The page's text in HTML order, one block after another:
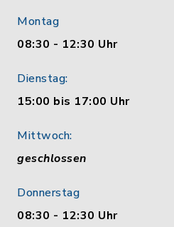
Montag
08:30 - 12:30 Uhr
Dienstag:
15:00 bis 17:00 Uhr
Mittwoch:
geschlossen
Donnerstag
08:30 - 12:30 Uhr